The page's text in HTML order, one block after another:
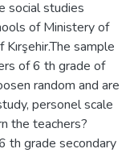
social studies
of Ministery of
sample
of 6 th grade of
random and are
personel scale
the teachers?
th grade secondary